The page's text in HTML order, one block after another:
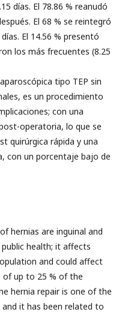
días. El 78.86 % reanudó
El 68 % se reintegró
El 14.56 % presentó
los más frecuentes (8.25
tipo TEP sin
es un procedimiento
con una
operatoria, lo que se
quirúrgica rápida y una
con un porcentaje bajo de
hernias are inguinal and
health; it affects
and could affect
of up to 25 % of the
hernia repair is one of the
it has been related to